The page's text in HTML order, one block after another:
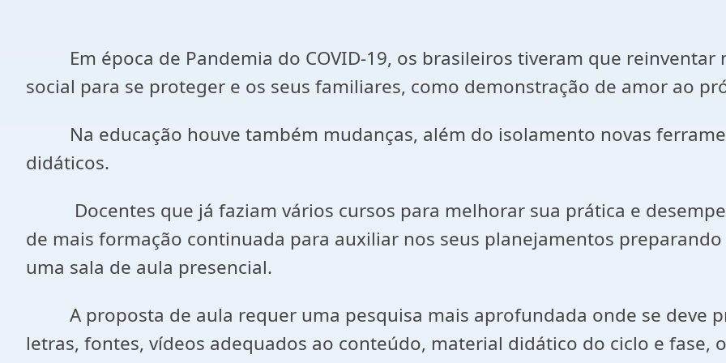
Em época de Pandemia do COVID-19, os brasileiros tiveram que reinventar
social para se proteger e os seus familiares, como demonstração de amor ao
Na educação houve também mudanças, além do isolamento novas
didáticos.
Docentes que já faziam vários cursos para melhorar sua prática e
de mais formação continuada para auxiliar nos seus planejamentos
uma sala de aula presencial.
A proposta de aula requer uma pesquisa mais aprofundada onde se deve
letras, fontes, vídeos adequados ao conteúdo, material didático do ciclo e fase,